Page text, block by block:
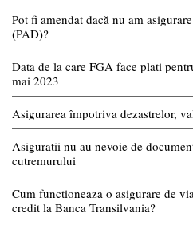
Pot fi amendat dacă nu am
(PAD)?
Data de la care FGA face plati
mai 2023
Asigurarea împotriva dezastrelor,
Asiguratii nu au nevoie de
cutremurului
Cum functioneaza o asigurare de
credit la Banca Transilvania?